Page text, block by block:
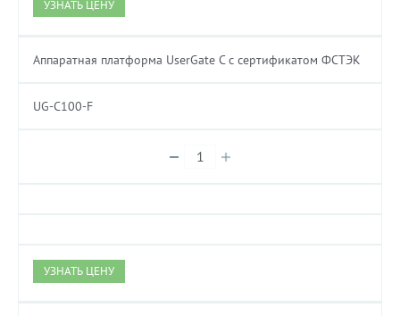
УЗНАТЬ ЦЕНУ
Аппаратная платформа UserGate C с сертификатом ФСТЭК
UG-C100-F
УЗНАТЬ ЦЕНУ